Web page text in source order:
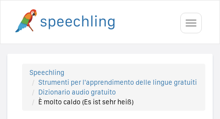
Toggle
Speechling
Strumenti per l'apprendimento delle lingue gratuiti
Dizionario audio gratuito
È molto caldo (Es ist sehr heiß)